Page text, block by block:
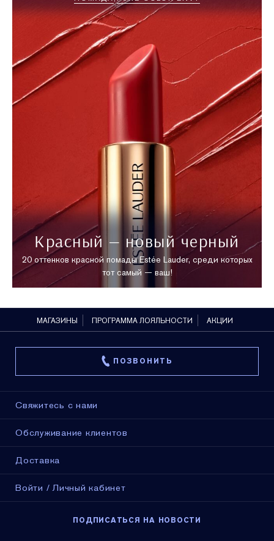
Красный — новый черный
20 оттенков красной помады Estée Lauder, среди которых
тот самый — ваш!
МАГАЗИНЫ ПРОГРАММА ЛОЯЛЬНОСТИ АКЦИИ
ПОЗВОНИТЬ
Свяжитесь с нами
Обслуживание клиентов
Доставка
Войти / Личный кабинет
ПОДПИСАТЬСЯ НА НОВОСТИ